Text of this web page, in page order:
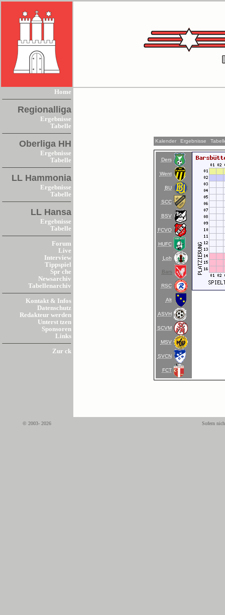
Home
Regionalliga
Ergebnisse
Tabelle
Oberliga HH
Ergebnisse
Tabelle
LL Hammonia
Ergebnisse
Tabelle
LL Hansa
Ergebnisse
Tabelle
Forum
Live
Interview
Tippspiel
Spr che
Newsarchiv
Tabellenarchiv
Kontakt & Infos
Datenschutz
Redakteur werden
Unterst tzen
Sponsoren
Links
Zur ck
Kalender Ergebnisse
Ders
Went
BU
SCC
BSV
FCVO
HUFC
Loh
Bars
RSC
Alt
ASVH
SCVM
MSV
SVCN
FCT
© 2003- 2026 Sofern